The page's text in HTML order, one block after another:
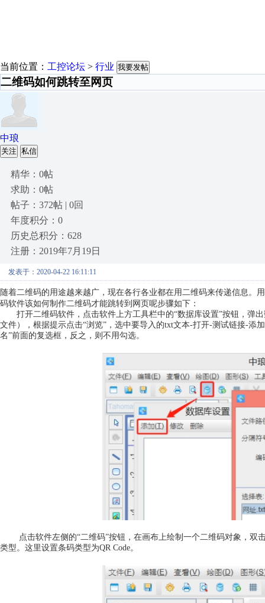
当前位置： 工控论坛 > 行业 我要发帖
二维码如何跳转至网页
中琅
关注 私信
精华：0帖
求助：0帖
帖子：372帖 | 0回
年度积分：0
历史总积分：628
注册：2019年7月19日
发表于：2020-04-22 16:11:11
随着二维码的用途越来越广，现在各行各业都在用二维码来传递信息。
码软件该如何制作二维码才能跳转到网页呢步骤如下：
打开二维码软件，点击软件上方工具栏中的“数据库设置”按钮，弹
文件），根据提示点击“浏览”，选中要导入的txt文本-打开-测试链接-
名”前面的复选框，反之，则不用勾选。
点击软件左侧的“二维码”按钮，在画布上绘制一个二维码对象，
类型。这里设置条码类型为QR Code。